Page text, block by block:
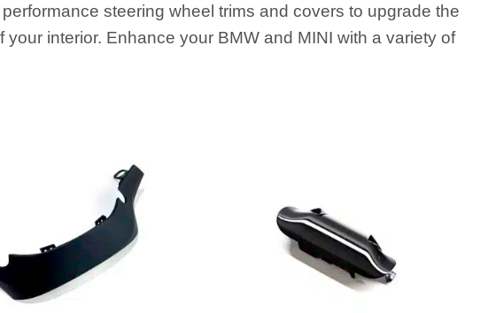
steering wheel trims and covers to upgrade the
interior. Enhance your BMW and MINI with a variety of